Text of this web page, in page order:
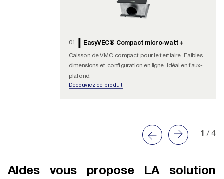
01 EasyVEC® Compact micro-watt +
Caisson de VMC compact pour le tertiaire. Faibles
dimensions et configuration en ligne. Idéal en faux-
plafond.
Découvrez ce produit
1 / 4
Aldes vous propose LA solution